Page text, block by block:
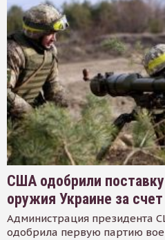
США одобрили
оружия Украине за
Администрация президента
одобрила первую партию